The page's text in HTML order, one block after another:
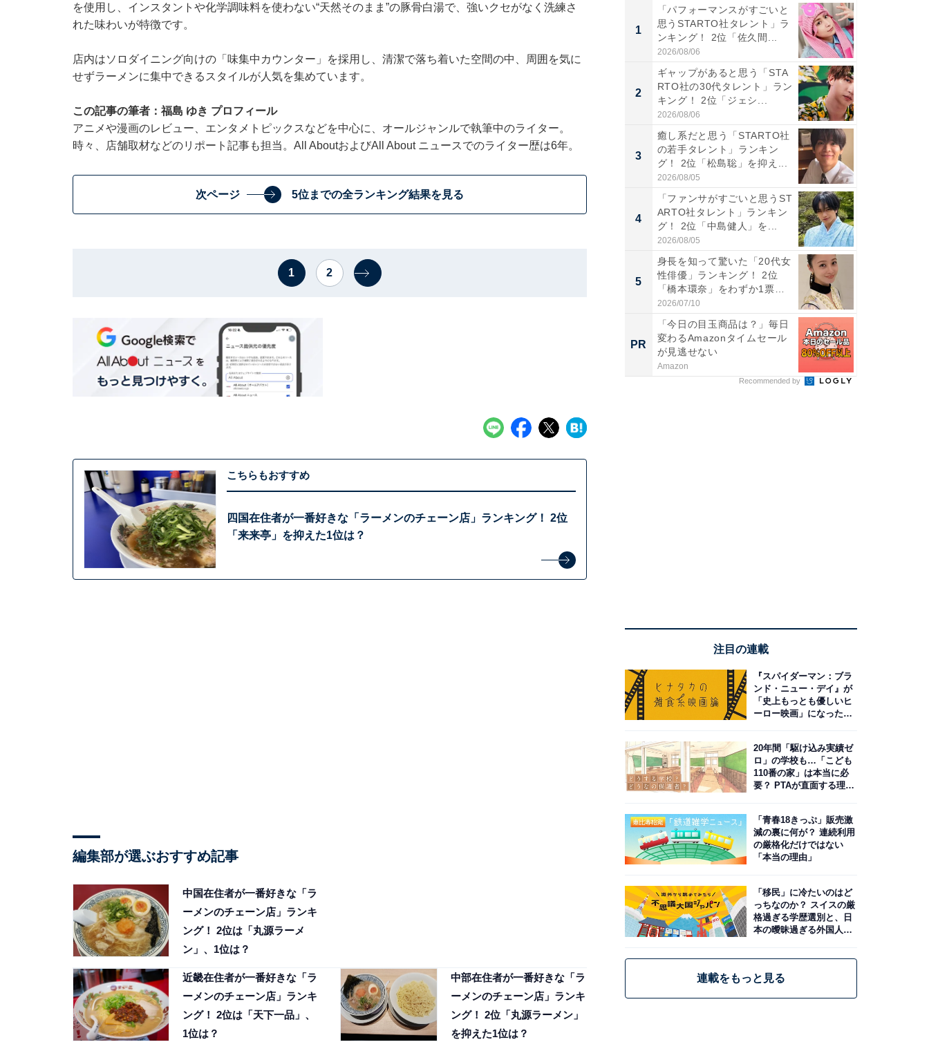
を使用し、インスタントや化学調味料を使わない“天然そのまま”の豚骨白湯で、強いクセがなく洗練さ
れた味わいが特徴です。
店内はソロダイニング向けの「味集中カウンター」を採用し、清潔で落ち着いた空間の中、周囲を気に
せずラーメンに集中できるスタイルが人気を集めています。
この記事の筆者：福島 ゆき プロフィール
アニメや漫画のレビュー、エンタメトピックスなどを中心に、オールジャンルで執筆中のライター。
時々、店舗取材などのリポート記事も担当。All AboutおよびAll About ニュースでのライター歴は6年。
次ページ 5位までの全ランキング結果を見る
1 2
こちらもおすすめ
四国在住者が一番好きな「ラーメンのチェーン店」ランキング！ 2位
「来来亭」を抑えた1位は？
編集部が選ぶおすすめ記事
中国在住者が一番好きな「ラ
ーメンのチェーン店」ランキ
ング！ 2位は「丸源ラーメ
ン」、1位は？
近畿在住者が一番好きな「ラ
ーメンのチェーン店」ランキ
ング！ 2位は「天下一品」、
1位は？
中部在住者が一番好きな「ラ
ーメンのチェーン店」ランキ
ング！ 2位「丸源ラーメン」
を抑えた1位は？
1
「パフォーマンスがすごいと
思うSTARTO社タレント」ラ
ンキング！ 2位「佐久間...
2026/08/06
2
ギャップがあると思う「STA
RTO社の30代タレント」ラン
キング！ 2位「ジェシ...
2026/08/06
3
癒し系だと思う「STARTO社
の若手タレント」ランキン
グ！ 2位「松島聡」を抑え...
2026/08/05
4
「ファンサがすごいと思うST
ARTO社タレント」ランキン
グ！ 2位「中島健人」を...
2026/08/05
5
身長を知って驚いた「20代女
性俳優」ランキング！ 2位
「橋本環奈」をわずか1票
差...
2026/07/10
PR
「今日の目玉商品は？」毎日
変わるAmazonタイムセール
が見逃せない
Amazon
Recommended by
注目の連載
『スパイダーマン：ブラ
ンド・ニュー・デイ』が
「史上もっとも優しいヒ
ーロー映画」になった理
20年間「駆け込み実績ゼ
ロ」の学校も…「こども
110番の家」は本当に必
要？ PTAが直面する理想
「青春18きっぷ」販売激
減の裏に何が？ 連続利用
の厳格化だけではない
「本当の理由」
「移民」に冷たいのはど
っちなのか？ スイスの厳
格過ぎる学歴選別と、日
本の曖昧過ぎる外国人政
連載をもっと見る